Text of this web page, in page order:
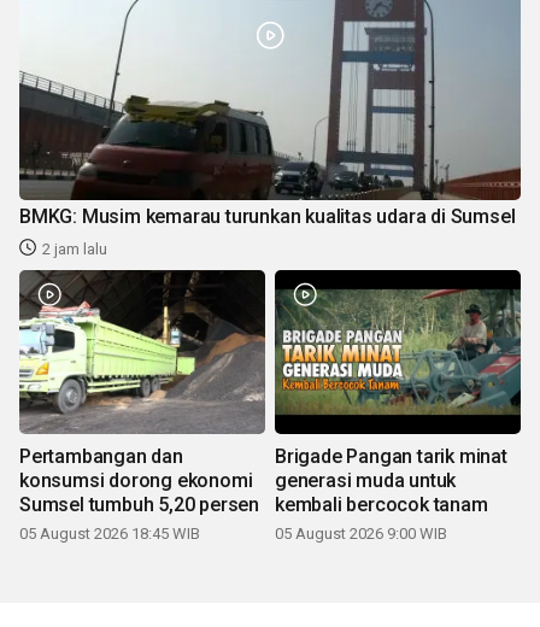
BMKG: Musim kemarau turunkan kualitas udara di Sumsel
2 jam lalu
Pertambangan dan
konsumsi dorong ekonomi
Sumsel tumbuh 5,20 persen
05 August 2026 18:45 WIB
Brigade Pangan tarik minat
generasi muda untuk
kembali bercocok tanam
05 August 2026 9:00 WIB